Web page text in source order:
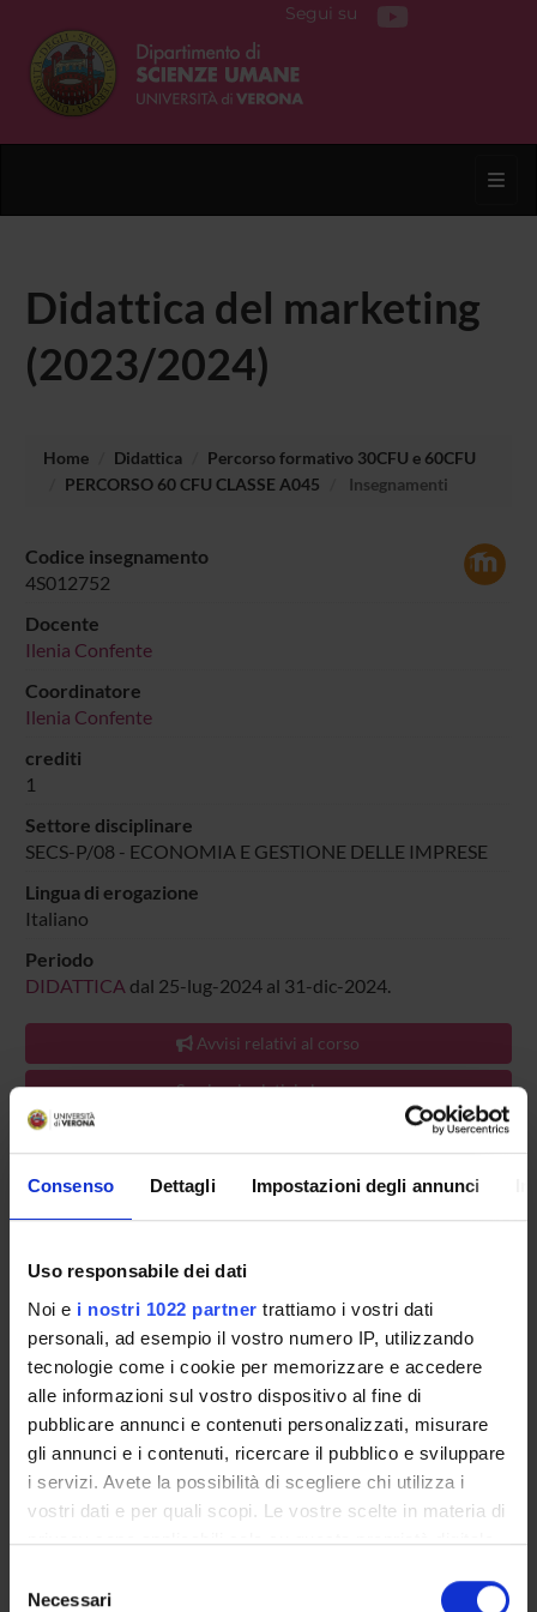
Consenso Dettagli Impostazioni degli annunci
Uso responsabile dei dati
Noi e i nostri 1022 partner trattiamo i vostri dati
personali, ad esempio il vostro numero IP, utilizzando
tecnologie come i cookie per memorizzare e accedere
alle informazioni sul vostro dispositivo al fine di
pubblicare annunci e contenuti personalizzati, misurare
gli annunci e i contenuti, ricercare il pubblico e sviluppare
i servizi. Avete la possibilità di scegliere chi utilizza i
vostri dati e per quali scopi. Le vostre scelte in materia di
privacy sono applicabili solo su questa proprietà digitale
modificare o revocare il proprio consenso in qualsiasi
delNecessari
Segui su
Didattica del marketing
(2023/2024)
Home Didattica
Percorso formativo 30CFU e 60CFU
PERCORSO 60 CFU CLASSE A045
Insegnamenti
Codice insegnamento
4S012752
Docente
Ilenia Confente
Coordinatore
Ilenia Confente
crediti
1
Settore disciplinare
SECS-P/08 - ECONOMIA E GESTIONE DELLE IMPRESE
Lingua di erogazione
Italiano
Periodo
DIDATTICA dal 25-lug-2024 al 31-dic-2024.
Avvisi relativi al corso
Seminari relativi al corso
Vai all'orario delle lezioni
Presentazione
Come iscriversi
Insegnamenti
Orario lezioni
Piani didattici
Calendario esami
Organi collegiali e di governo